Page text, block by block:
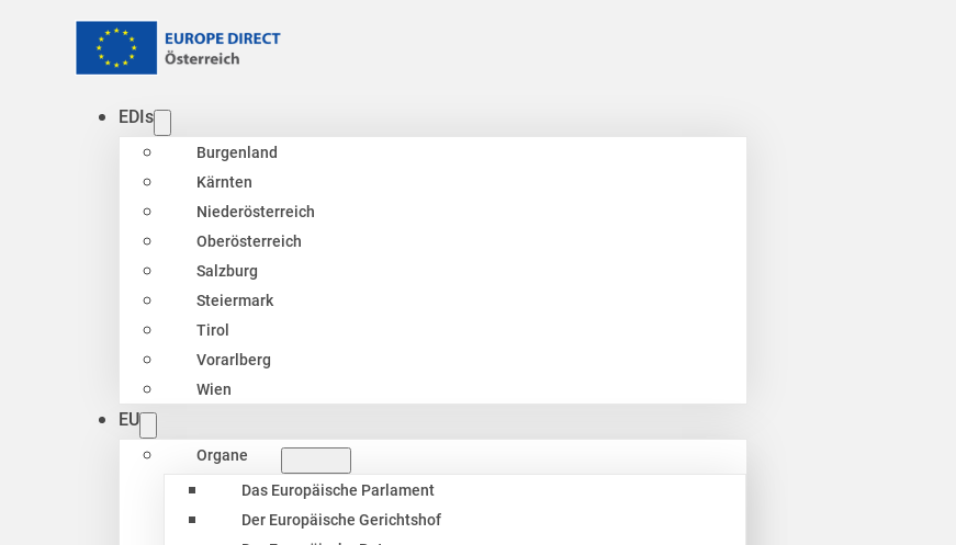
EDIs
Burgenland
Kärnten
Niederösterreich
Oberösterreich
Salzburg
Steiermark
Tirol
Vorarlberg
Wien
EU
Organe
Das Europäische Parlament
Der Europäische Gerichtshof